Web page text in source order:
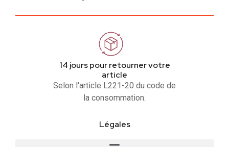
14 jours pour retourner votre
article
Selon l'article L221-20 du code de
la consommation.
Légales